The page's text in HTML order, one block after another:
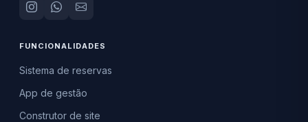
FUNCIONALIDADES
Sistema de reservas
App de gestão
Construtor de site